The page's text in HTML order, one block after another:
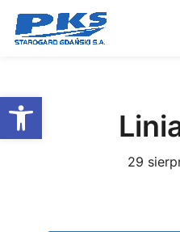
Otwórz pasek
treści
29